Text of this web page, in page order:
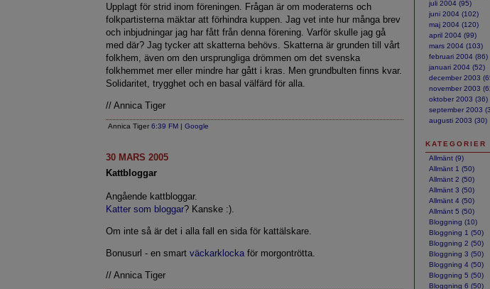
Upplagt för strid inom föreningen. Frågan är om moderaterns och
folkpartisterna mäktar att förhindra kuppen. Jag vet inte hur många brev
och inbjudningar jag har fått från denna förening. Varför skulle jag gå
med där? Jag tycker att skatterna behövs. Skatterna är grunden till vårt
folkhem, även om den ursprungliga drömmen om det svenska
folkhemmet mer eller mindre har gått i kras. Men grundbulten finns kvar.
Solidaritet, trygghet och en basal välfärd för alla.
// Annica Tiger
Annica Tiger6:39 FM |Google
30 MARS 2005
Kattbloggar
Angående kattbloggar.
Katter som bloggar? Kanske :).
Om inte så är det i alla fall en sida för kattälskare.
Bonusurl - en smartväckarklocka för morgontrötta.
// Annica Tiger
juli 2004 (95)
juni 2004 (102)
maj 2004 (120)
april 2004 (99)
mars 2004 (103)
februari 2004 (86)
januari 2004 (52)
december 2003
november 2003
oktober 2003 (36)
september 2003
augusti 2003 (30)
KATEGORIER
Allmänt (9)
Allmänt 1 (50)
Allmänt 2 (50)
Allmänt 3 (50)
Allmänt 4 (50)
Allmänt 5 (50)
Bloggning (10)
Bloggning 1 (50)
Bloggning 2 (50)
Bloggning 3 (50)
Bloggning 4 (50)
Bloggning 5 (50)
Bloggning 6 (50)